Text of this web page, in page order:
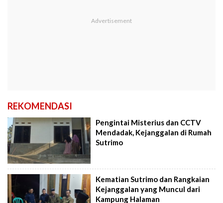
REKOMENDASI
Pengintai Misterius dan CCTV
Mendadak, Kejanggalan di Rumah
Sutrimo
Kematian Sutrimo dan Rangkaian
Kejanggalan yang Muncul dari
Kampung Halaman